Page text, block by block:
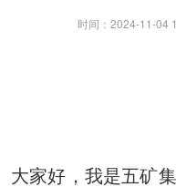
时间：2024-11-
大家好，我是五矿